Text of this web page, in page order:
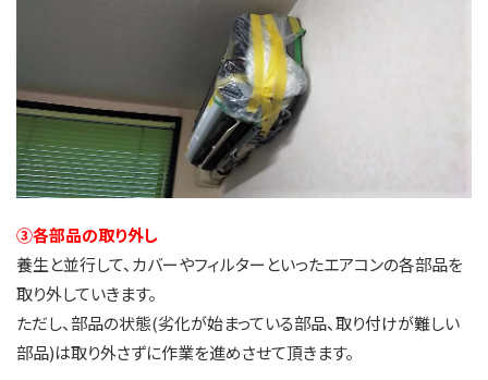
③各部品の取り外し
養生と並行して、カバーやフィルターといったエアコンの各部品を
取り外していきます。
ただし、部品の状態(劣化が始まっている部品、取り付けが難しい
部品)は取り外さずに作業を進めさせて頂きます。